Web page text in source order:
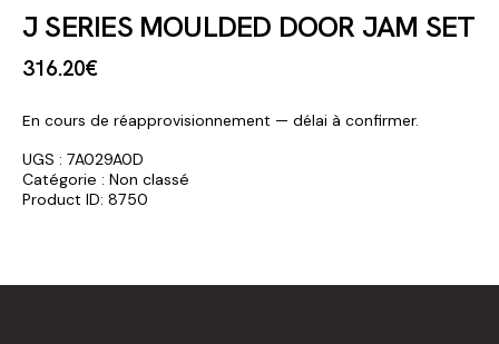
J SERIES MOULDED DOOR JAM SET
316.20€
En cours de réapprovisionnement — délai à confirmer.
UGS : 7A029A0D
Catégorie : Non classé
Product ID: 8750